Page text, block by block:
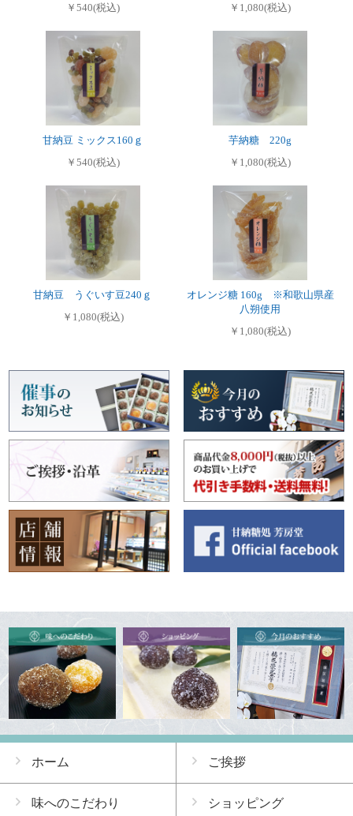
￥540(税込)
￥1,080(税込)
甘納豆 ミックス160ｇ
￥540(税込)
芋納糖 220g
￥1,080(税込)
甘納豆 うぐいす豆240ｇ
￥1,080(税込)
オレンジ糖 160g ※和歌山県産
八朔使用
￥1,080(税込)
ホーム ご挨拶
味へのこだわり ショッピング